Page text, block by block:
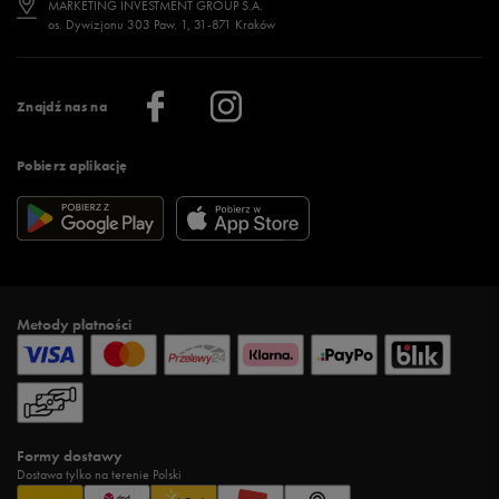
Znajdź nas na
Pobierz aplikację
Regulamin sklepu 50 style
Regulamin aplikacji 50 style
Więcej regulaminów >
Więcej >
Klub 50 style
Praca
Informacje o firmie
MARKETING INVESTMENT GROUP S.A.
os. Dywizjonu 303 Paw. 1, 31-871 Kraków
Metody płatności
Formy dostawy
Dostawa tylko na terenie Polski